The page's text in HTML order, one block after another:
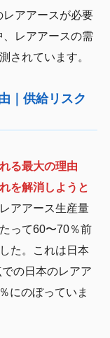
アアースが必要
レアアースの需
されています。
｜供給リスク
る最大の理由
を解消しようと
アアース生産量
って60〜70％前
た。これは日本
の日本のレアア
にのぼっていま